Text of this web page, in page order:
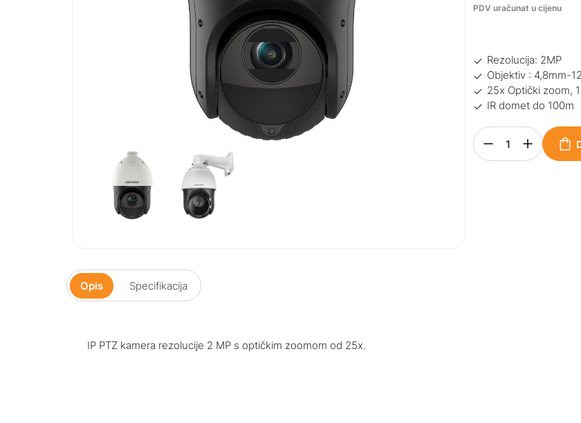
PDV uračunat u cijenu
Rezolucija: 2MP
Objektiv : 4,8mm-
25x Optički zoom,
IR domet do 100m
Opis Specifikacija
IP PTZ kamera rezolucije 2 MP s optičkim zoomom od 25x.